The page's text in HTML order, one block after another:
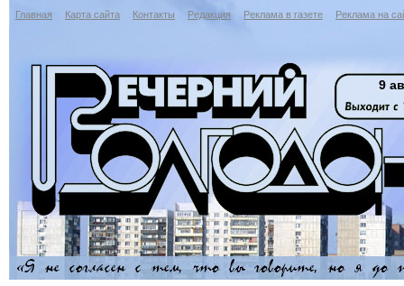
Главная Карта сайта Контакты Редакция Реклама в газете Реклама на
9